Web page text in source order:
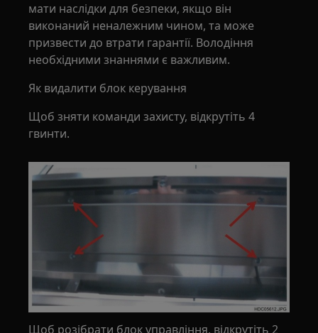
мати наслідки для безпеки, якщо він
виконаний неналежним чином, та може
призвести до втрати гарантії. Володіння
необхідними знаннями є важливим.
Як видалити блок керування
Щоб зняти команди захисту, відкрутіть 4
гвинти.
Щоб розібрати блок управління, відкрутіть 2